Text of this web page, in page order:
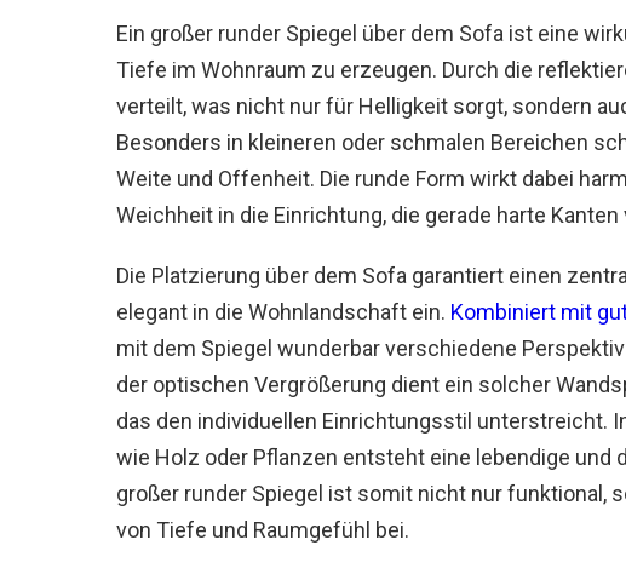
Ein großer runder Spiegel über dem Sofa ist eine
Tiefe im Wohnraum zu erzeugen. Durch die
verteilt, was nicht nur für Helligkeit sorgt, sondern
Besonders in kleineren oder schmalen Bereichen
Weite und Offenheit. Die runde Form wirkt dabei
Weichheit in die Einrichtung, die gerade harte
Die Platzierung über dem Sofa garantiert einen
elegant in die Wohnlandschaft ein. Kombiniert mit
mit dem Spiegel wunderbar verschiedene
der optischen Vergrößerung dient ein solcher
das den individuellen Einrichtungsstil unterstreicht.
wie Holz oder Pflanzen entsteht eine lebendige und
großer runder Spiegel ist somit nicht nur funktional,
von Tiefe und Raumgefühl bei.